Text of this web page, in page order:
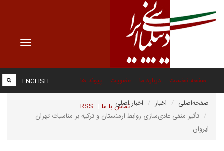
Toggle
صفحه نخست درباره ما عضویت پیوند ها
تماس با ما RSS
ENGLISH
صفحه‌اصلی اخبار
اخبار اصلی
تأثیر منفی عادی‌سازی روابط ارمنستان و ترکیه بر مناسبات تهران -
ایروان